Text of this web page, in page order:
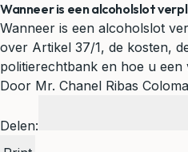
Wanneer is een alcoholslot
Wanneer is een alcoholslot
over Artikel 37/1, de kosten,
politierechtbank en hoe u
Door Mr. Chanel Ribas
Delen: